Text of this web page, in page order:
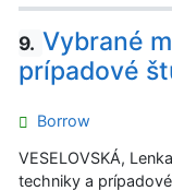
9. Vybrané
prípadové
Borrow
VESELOVSKÁ,
techniky a